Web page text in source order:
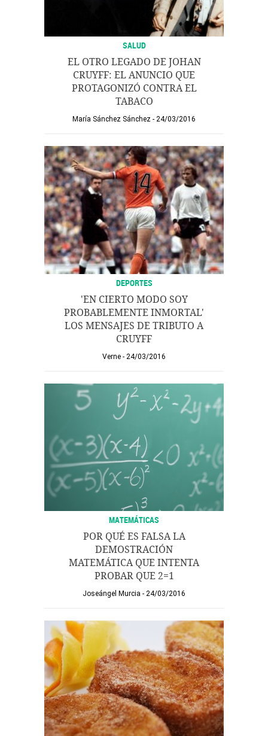
SALUD
EL OTRO LEGADO DE JOHAN
CRUYFF: EL ANUNCIO QUE
PROTAGONIZÓ CONTRA EL
TABACO
María Sánchez Sánchez 24/03/2016
DEPORTES
'EN CIERTO MODO SOY
PROBABLEMENTE INMORTAL'
LOS MENSAJES DE TRIBUTO A
CRUYFF
Verne 24/03/2016
MATEMÁTICAS
POR QUÉ ES FALSA LA
DEMOSTRACIÓN
MATEMÁTICA QUE INTENTA
PROBAR QUE 2=1
Joseángel Murcia 24/03/2016